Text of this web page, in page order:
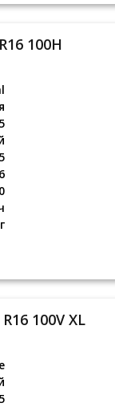
100H
100V XL